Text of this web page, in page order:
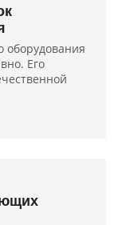
оборудования
Его